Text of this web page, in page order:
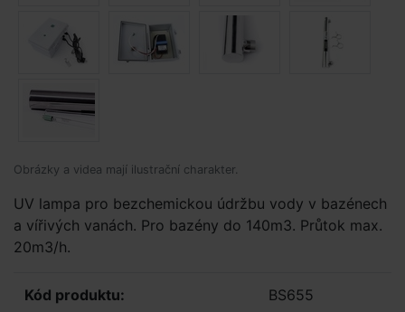
Obrázky a videa mají ilustrační charakter.
UV lampa pro bezchemickou údržbu vody v bazénech
a vířivých vanách. Pro bazény do 140m3. Průtok max.
20m3/h.
Kód produktu: BS655